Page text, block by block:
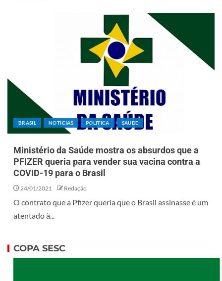
BRASIL NOTÍCIAS POLÍTICA SAÚDE
Ministério da Saúde mostra os absurdos que a
PFIZER queria para vender sua vacina contra a
COVID-19 para o Brasil
24/01/2021 Redação
O contrato que a Pfizer queria que o Brasil assinasse é um
atentado à...
COPA SESC